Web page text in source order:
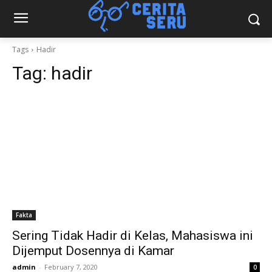
Tags Hadir
Tag: hadir
Fakta
Sering Tidak Hadir di Kelas, Mahasiswa ini
Dijemput Dosennya di Kamar
admin - February 7, 2020 0